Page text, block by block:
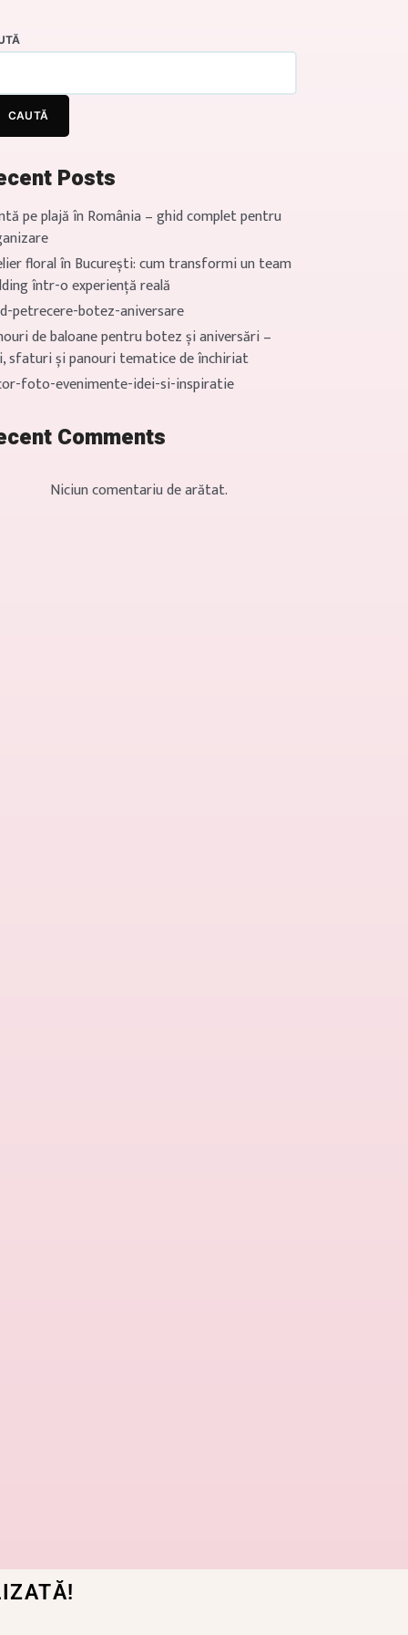
CAUTĂ
Posts
pe plajă în România – ghid complet pentru
floral în București: cum transformi un team
într-o experiență reală
petrecere-botez-aniversare
de baloane pentru botez și aniversări –
sfaturi și panouri tematice de închiriat
foto-evenimente-idei-si-inspiratie
Comments
Niciun comentariu de arătat.